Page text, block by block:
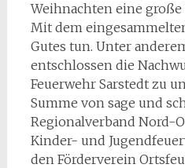
Weihnachten eine große
Mit dem
Gutes tun. Unter
entschlossen die
Feuerwehr Sarstedt zu
Summe von sage und
Regionalverband Nord-
Kinder- und
den Förderverein